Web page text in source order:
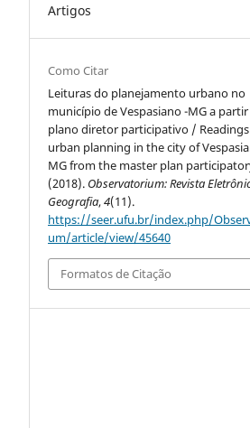
Artigos
Como Citar
Leituras do planejamento urbano no
município de Vespasiano -MG a
plano diretor participativo /
urban planning in the city of
MG from the master plan
(2018). Observatorium: Revista
Geografia,4(11).
https://seer.ufu.br/index.php/
um/article/view/45640
Formatos de Citação